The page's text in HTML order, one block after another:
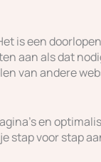
is een
aan als dat
van andere
en
stap voor stap